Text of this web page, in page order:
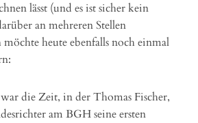
lässt (und es ist sicher kein
an mehreren Stellen
heute ebenfalls noch einmal
die Zeit, in der Thomas Fischer,
am BGH seine ersten